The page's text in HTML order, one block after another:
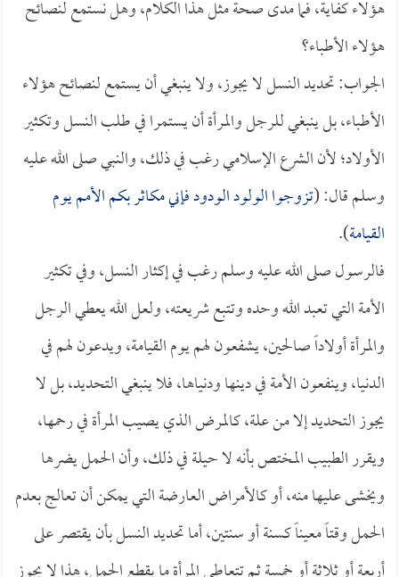
هؤلاء كفاية، فما مدى صحة مثل هذا الكلام، وهل نستمع لنصائح
هؤلاء الأطباء؟
الجواب: تحديد النسل لا يجوز، ولا ينبغي أن يستمع لنصائح هؤلاء
الأطباء، بل ينبغي للرجل والمرأة أن يستمرا في طلب النسل وتكثير
الأولاد؛ لأن الشرع الإسلامي رغب في ذلك، والنبي صلى الله عليه
وسلم قال: (تزوجوا الولود الودود فإني مكاثر بكم الأمم يوم
القيامة).
فالرسول صلى الله عليه وسلم رغب في إكثار النسل، وفي تكثير
الأمة التي تعبد الله وحده وتتبع شريعته، ولعل الله يعطي الرجل
والمرأة أولاداً صالحين، يشفعون لهم يوم القيامة، ويدعون لهم في
الدنيا، وينفعون الأمة في دينها ودنياها، فلا ينبغي التحديد، بل لا
يجوز التحديد إلا من علة، كالمرض الذي يصيب المرأة في رحمها،
ويقرر الطبيب المختص بأنه لا حيلة في ذلك، وأن الحمل يضرها
ويخشى عليها منه، أو كالأمراض العارضة التي يمكن أن تعالج بعدم
الحمل وقتاً معيناً كسنة أو سنتين، أما تحديد النسل بأن يقتصر على